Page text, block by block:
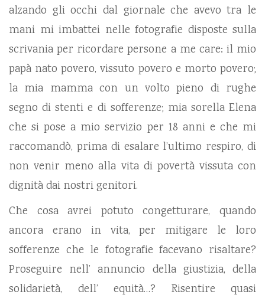
alzando gli occhi dal giornale che avevo tra le
mani mi imbattei nelle fotografie disposte sulla
scrivania per ricordare persone a me care: il mio
papà nato povero, vissuto povero e morto povero;
la mia mamma con un volto pieno di rughe
segno di stenti e di sofferenze; mia sorella Elena
che si pose a mio servizio per 18 anni e che mi
raccomandò, prima di esalare l’ultimo respiro, di
non venir meno alla vita di povertà vissuta con
dignità dai nostri genitori.
Che cosa avrei potuto congetturare, quando
ancora erano in vita, per mitigare le loro
sofferenze che le fotografie facevano risaltare?
Proseguire nell’ annuncio della giustizia, della
solidarietà, dell’ equità…? Risentire quasi